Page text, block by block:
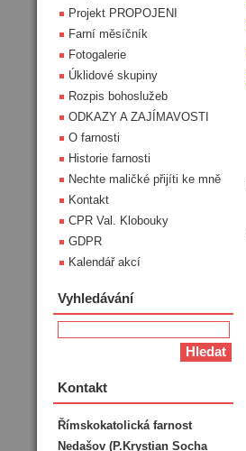
Projekt PROPOJENI
Farní měsíčník
Fotogalerie
Úklidové skupiny
Rozpis bohoslužeb
ODKAZY A ZAJÍMAVOSTI
O farnosti
Historie farnosti
Nechte maličké přijíti ke mně
Kontakt
CPR Val. Klobouky
GDPR
Kalendář akcí
Vyhledávání
Kontakt
Římskokatolická farnost
Nedašov (P.Krystian Socha